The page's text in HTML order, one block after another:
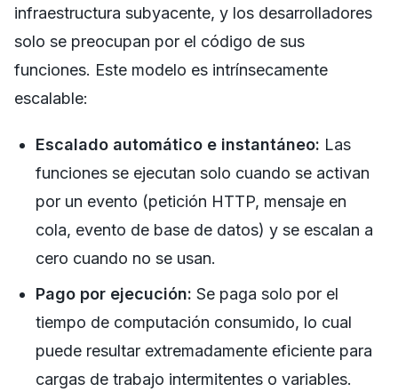
infraestructura subyacente, y los desarrolladores
solo se preocupan por el código de sus
funciones. Este modelo es intrínsecamente
escalable:
Escalado automático e instantáneo: Las
funciones se ejecutan solo cuando se activan
por un evento (petición HTTP, mensaje en
cola, evento de base de datos) y se escalan a
cero cuando no se usan.
Pago por ejecución: Se paga solo por el
tiempo de computación consumido, lo cual
puede resultar extremadamente eficiente para
cargas de trabajo intermitentes o variables.